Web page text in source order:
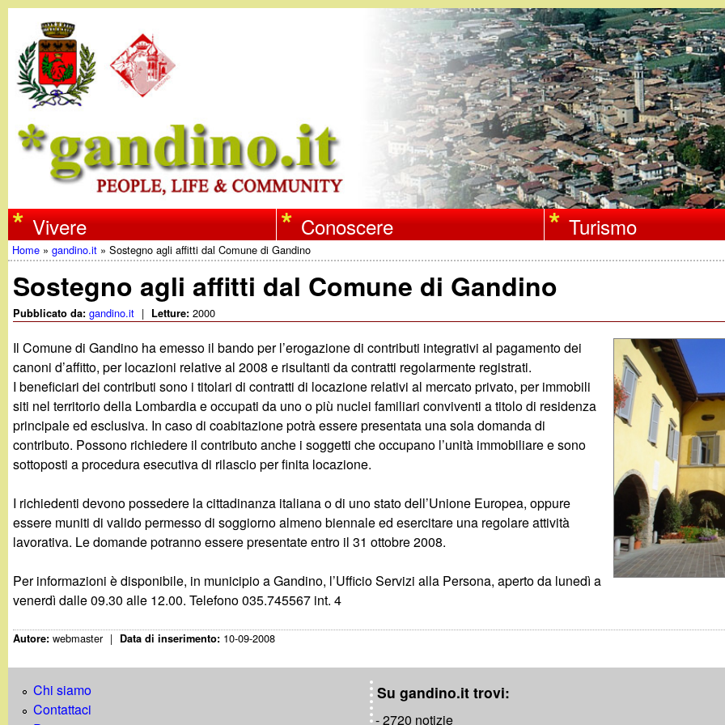
Salta
al
contenuto
principale
w
w
w
.
g
a
n
d
i
n
o
Vivere Conoscere Turismo
Tu
sei
Home »gandino.it »Sostegno agli affitti dal Comune di Gandino
Sostegno agli affitti dal Comune di Gandino
Pubblicato da:gandino.it | Letture:2000
Il Comune di Gandino ha emesso il bando per l’erogazione di contributi integrativi al pagamento dei
canoni d’affitto, per locazioni relative al 2008 e risultanti da contratti regolarmente registrati.
I beneficiari dei contributi sono i titolari di contratti di locazione relativi al mercato privato, per immobili
siti nel territorio della Lombardia e occupati da uno o più nuclei familiari conviventi a titolo di residenza
principale ed esclusiva. In caso di coabitazione potrà essere presentata una sola domanda di
contributo. Possono richiedere il contributo anche i soggetti che occupano l’unità immobiliare e sono
sottoposti a procedura esecutiva di rilascio per finita locazione.
I richiedenti devono possedere la cittadinanza italiana o di uno stato dell’Unione Europea, oppure
essere muniti di valido permesso di soggiorno almeno biennale ed esercitare una regolare attività
lavorativa. Le domande potranno essere presentate entro il 31 ottobre 2008.
Per informazioni è disponibile, in municipio a Gandino, l’Ufficio Servizi alla Persona, aperto da lunedì a
venerdì dalle 09.30 alle 12.00. Telefono 035.745567 int. 4
Autore:webmaster | Data di inserimento: 10-09-2008
Chi siamo
Contattaci
Su gandino.it trovi:
- 2720 notizie